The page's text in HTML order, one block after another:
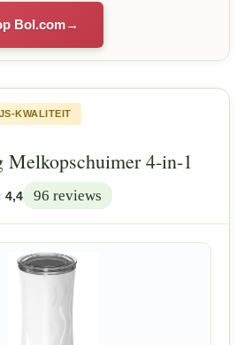
Bol.com
KWALITEIT
Melkopschuimer 4-in-1
4,4 96 reviews